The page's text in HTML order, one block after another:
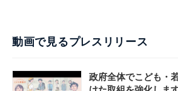
動画で見るプレスリリース
政府全体でこども・